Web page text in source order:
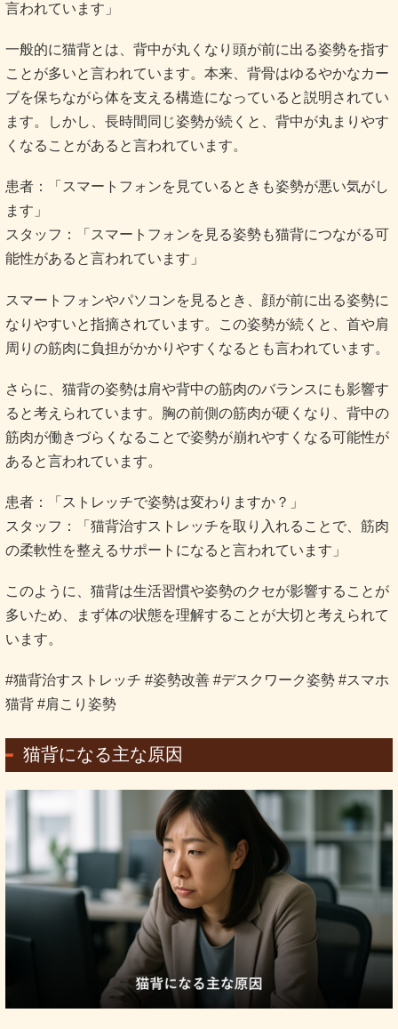
言われています」
一般的に猫背とは、背中が丸くなり頭が前に出る姿勢を指す
ことが多いと言われています。本来、背骨はゆるやかなカー
ブを保ちながら体を支える構造になっていると説明されてい
ます。しかし、長時間同じ姿勢が続くと、背中が丸まりやす
くなることがあると言われています。
患者：「スマートフォンを見ているときも姿勢が悪い気がし
ます」
スタッフ：「スマートフォンを見る姿勢も猫背につながる可
能性があると言われています」
スマートフォンやパソコンを見るとき、顔が前に出る姿勢に
なりやすいと指摘されています。この姿勢が続くと、首や肩
周りの筋肉に負担がかかりやすくなるとも言われています。
さらに、猫背の姿勢は肩や背中の筋肉のバランスにも影響す
ると考えられています。胸の前側の筋肉が硬くなり、背中の
筋肉が働きづらくなることで姿勢が崩れやすくなる可能性が
あると言われています。
患者：「ストレッチで姿勢は変わりますか？」
スタッフ：「猫背治すストレッチを取り入れることで、筋肉
の柔軟性を整えるサポートになると言われています」
このように、猫背は生活習慣や姿勢のクセが影響することが
多いため、まず体の状態を理解することが大切と考えられて
います。
#猫背治すストレッチ #姿勢改善 #デスクワーク姿勢 #スマホ
猫背 #肩こり姿勢
猫背になる主な原因